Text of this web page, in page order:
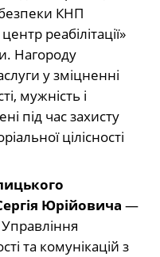
КНП
реабілітації»
Нагороду
у зміцненні
мужність і
під час захисту
цілісності
Юрійовича —
Управління
та комунікацій з